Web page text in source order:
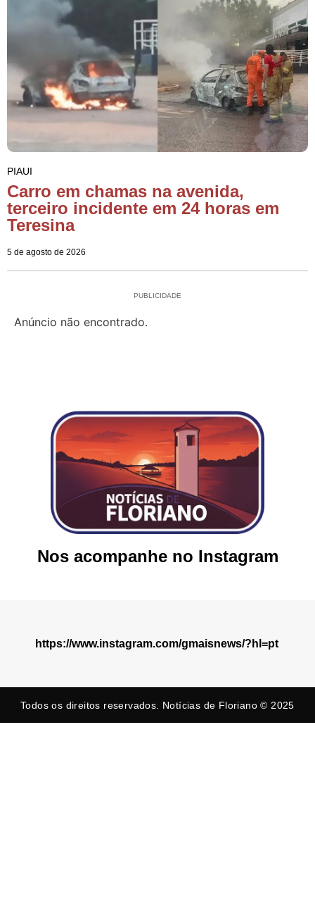
PIAUI
Carro em chamas na avenida,
terceiro incidente em 24 horas em
Teresina
5 de agosto de 2026
PUBLICIDADE
Anúncio não encontrado.
Nos acompanhe no Instagram
https://www.instagram.com/gmaisnews/?hl=pt
Todos os direitos reservados. Notícias de Floriano © 2025